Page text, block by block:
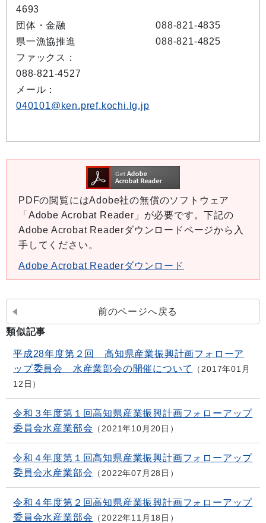
4693
団体・金融 088-821-4835
県一漁協推進 088-821-4825
ファックス：
088-821-4527
メール：
040101@ken.pref.kochi.lg.jp
PDFの閲覧にはAdobe社の無償のソフトウェア
「Adobe Acrobat Reader」が必要です。下記の
Adobe Acrobat Readerダウンロードページから入
手してください。
Adobe Acrobat Readerダウンロード
前のページへ戻る
類似記事
平成28年度第２回 高知県産業振興計画フォローア
ップ委員会 水産業部会の開催について
2017年01月
12日
令和３年度第１回高知県産業振興計画フォローアップ
委員会水産業部会
2021年10月20日
令和４年度第１回高知県産業振興計画フォローアップ
委員会水産業部会
2022年07月28日
令和４年度第２回高知県産業振興計画フォローアップ
委員会水産業部会
2022年11月18日